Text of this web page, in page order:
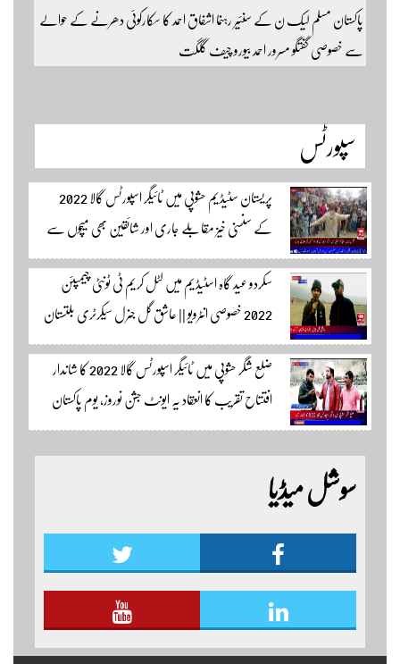
پاکستان مسلم لیک ن کے سنئیر رہنما اشفاق احمد کا سکارکوئی دھرنے کے حوالے
سے خصوصی گفتگو مسرور احمد بیورو چیف گلگت
سپورٹس
پریستان سٹیڈیم حشوپی میں ٹائیگر اسپورٹس گالا 2022
کے سنسنی خیز مقابلے جاری اور شائقین بھی میچوں سے
لطف اندوز ہو رہے ہیں۔ سجاد حسین نمائندہ شگر مکمل
وڈیوز دیکھنے لئے لئے لنک پر کلک کریں۔
سکردو عید گاہ اسٹیڈیم میں لٹل کریم ٹی ٹونٹی چیمپئن
2022 خصوصی انٹرویو || عاشق گل جنرل سیکرٹری بلتستان
کرکٹ ایسوسیشن کیمرہ مین یاور کمال کے ساتھ الطاف احمد
اسپورٹس ایڈیٹر سکردو مزید اپڈیٹس کے لئے ہمارے
یوٹیوب چینل لنک پر یہاں کلک کریں
ضلع شگر حشوپی میں ٹائیگر اسپورٹس گالا 2022 کا شاندار
افتتاح تقریب کا انعقاد یہ ایونٹ جشن نوروز، یوم پاکستان
اور جشن بہاراں کی مناسبت سے ٹائیگر اسپورٹس کلب
کے زیر اہتمام منعقدہ کیا جا رہا ہے۔ سجاد حسین نمائندہ شگر
مزید اپڈیٹس دیکھنے کے لئے ہمارے یوٹیوب چینل لنکسوشل میڈیا